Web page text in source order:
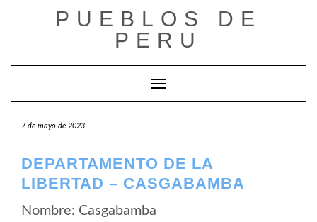
PUEBLOS DE
PERU
Cambiar modo de navegación
7 de mayo de 2023
DEPARTAMENTO DE LA
LIBERTAD – CASGABAMBA
Nombre: Casgabamba